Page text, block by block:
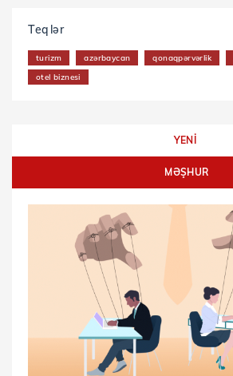
Teqlər
turizm azərbaycan qonaqpərvərlik
otel biznesi
YENİ
MƏŞHUR